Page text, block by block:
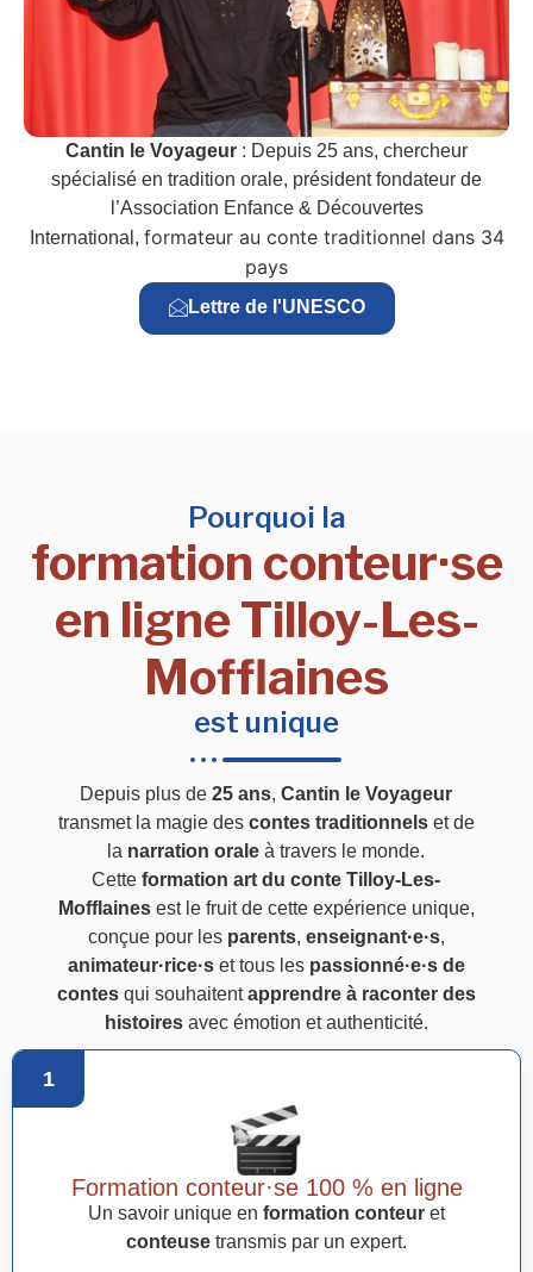
Cantin le Voyageur : Depuis 25 ans, chercheur
spécialisé en tradition orale, président fondateur de
l’Association Enfance & Découvertes
International, formateur au conte traditionnel dans 34
pays
Lettre de l'UNESCO
Pourquoi la
formation conteur·se
en ligne Tilloy-Les-
Mofflaines
est unique
Depuis plus de25 ans,Cantin le Voyageur
transmet la magie des contes traditionnelset de
la narration orale à travers le monde.
Cetteformation art du conte Tilloy-Les-
Mofflainesest le fruit de cette expérience unique,
conçue pour les parents, enseignant·e·s,
animateur·rice·set tous les passionné·e·s de
contesqui souhaitentapprendre à raconter des
histoiresavec émotion et authenticité.
1
Formation conteur·se 100 % en ligne
Un savoir unique en formation conteur et
conteuse transmis par un expert.